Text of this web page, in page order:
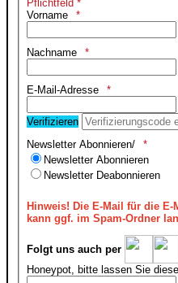
Pflichtfeld *
Vorname
Nachname
E-Mail-Adresse
Verifizieren
Newsletter Abonnieren/
Newsletter Abonnieren
Newsletter Deabonnieren
Hinweis! Die E-Mail für die
kann ggf. im Spam-Ordner
Folgt uns auch per
Honeypot, bitte lassen Sie